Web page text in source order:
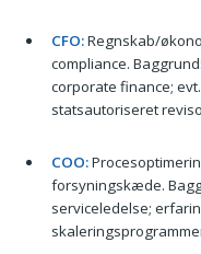
CFO:Regnskab/
compliance.
corporate finance;
statsautoriseret
COO:
forsyningskæde.
serviceledelse;